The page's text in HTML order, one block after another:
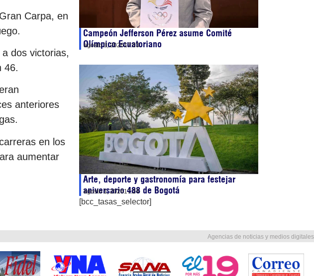
Carpa, en
dos victorias,
46.
anteriores
en los
aumentar
Campeón Jefferson Pérez asume Comité
Olímpico Ecuatoriano
agosto 3, 202617:03
Arte, deporte y gastronomía para festejar
aniversario 488 de Bogotá
agosto 1, 202617:24
[bcc_tasas_selector]
Agencias de noticias y medios digitales